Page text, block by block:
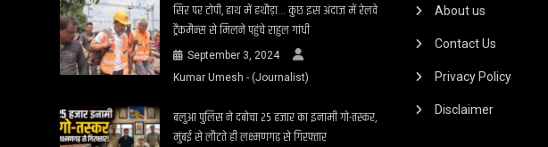
सिर पर टोपी, हाथ में हथौड़ा… कुछ इस अंदाज में रेलवे
ट्रैकमैन्स से मिलने पहुंचे राहुल गांधी
September 3, 2024
Kumar Umesh - (Journalist)
बलुआ पुलिस ने दबोचा 25 हजार का इनामी गो-तस्कर,
मुंबई से लौटते ही लक्ष्मणगढ़ से गिरफ्तार
About us
Contact Us
Privacy Policy
Disclaimer